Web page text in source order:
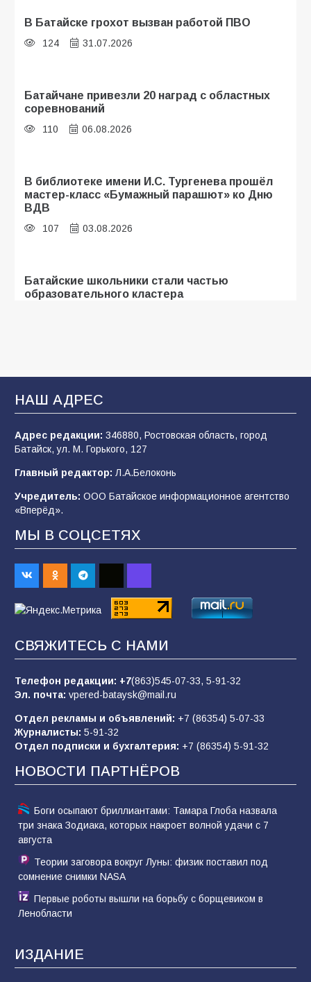
В Батайске грохот вызван работой ПВО
124 31.07.2026
Батайчане привезли 20 наград с областных
соревнований
110 06.08.2026
В библиотеке имени И.С. Тургенева прошёл
мастер-класс «Бумажный парашют» ко Дню
ВДВ
107 03.08.2026
Батайские школьники стали частью
образовательного кластера
сентябрю
106 31.07.2026
«Мобилизация или набор?» Что на самом
2026 года
101 03.08.2026
В Батайске продолжаются дорожные работы
98 04.08.2026
пропагандистский вброс
«Слухами Москву не возьмёшь»: почему
заявления Киева о мобилизации — это
отчаяние, а не разведка
81 02.08.2026
НАШ АДРЕС
Адрес редакции: 346880, Ростовская область, город
Батайск, ул. М. Горького, 127
Главный редактор: Л.А.Белоконь
Учредитель: ООО Батайское информационное агентство
«Вперёд».
МЫ В СОЦСЕТЯХ
СВЯЖИТЕСЬ С НАМИ
Телефон редакции: +7(863)545-07-33, 5-91-32
Эл. почта: vpered-bataysk@mail.ru
Отдел рекламы и объявлений: +7 (86354) 5-07-33
Журналисты: 5-91-32
Отдел подписки и бухгалтерия: +7 (86354) 5-91-32
НОВОСТИ ПАРТНЁРОВ
Боги осыпают бриллиантами: Тамара Глоба назвала
три знака Зодиака, которых накроет волной удачи с 7
августа
Теории заговора вокруг Луны: физик поставил под
сомнение снимки NASA
Первые роботы вышли на борьбу с борщевиком в
Ленобласти
ИЗДАНИЕ